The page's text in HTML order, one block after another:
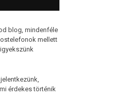
blog, mindenféle
mellett
érdekes történik